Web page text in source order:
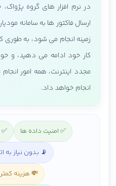
در نرم افزار های گروه پژواک،
ارسال فاکتور ها به سامانه
زمینه انجام می شود، به طوری
کار خود ادامه می دهید، و
مجدد اینترنت، همه امور
انجام خواهد داد.
✅ امنیت داده ها
📡 بدون نیاز به
💸 هزینه